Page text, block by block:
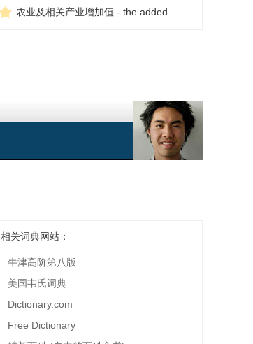
相关词典网站：
牛津高阶第八版
美国韦氏词典
Dictionary.com
Free Dictionary